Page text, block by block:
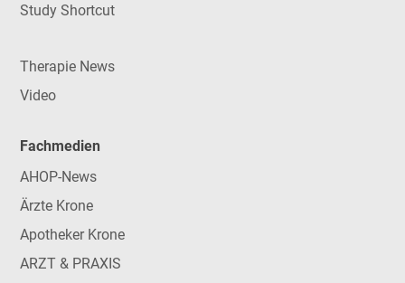
Study Shortcut
Therapie News
Video
Fachmedien
AHOP-News
Ärzte Krone
Apotheker Krone
ARZT & PRAXIS